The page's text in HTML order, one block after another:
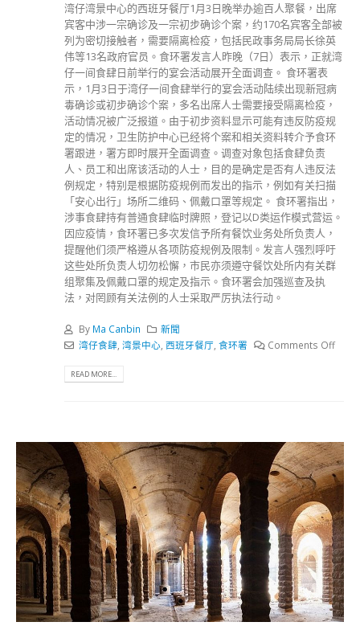
湾仔湾景中心的西班牙餐厅1月3日晚举办逾百人聚餐，出席
宾客中涉一宗确诊及一宗初步确诊个案，约170名宾客全部被
列为密切接触者，需要隔离检疫，包括民政事务局局长徐英
伟等13名政府官员。食环署发言人昨晚（7日）表示，正就湾
仔一间食肆日前举行的宴会活动展开全面调查。 食环署表
示，1月3日于湾仔一间食肆举行的宴会活动陆续出现新冠病
毒确诊或初步确诊个案，多名出席人士需要接受隔离检疫，
活动情况被广泛报道。由于初步资料显示可能有违反防疫规
定的情况，卫生防护中心已经将个案和相关资料转介予食环
署跟进，署方即时展开全面调查。调查对象包括食肆负责
人、员工和出席该活动的人士，目的是确定是否有人违反法
例规定，特别是根据防疫规例而发出的指示，例如有关扫描
「安心出行」场所二维码、佩戴口罩等规定。 食环署指出，
涉事食肆持有普通食肆临时牌照，登记以D类运作模式营运。
因应疫情，食环署已多次发信予所有餐饮业务处所负责人，
提醒他们须严格遵从各项防疫规例及限制。发言人强烈呼吁
这些处所负责人切勿松懈，市民亦须遵守餐饮处所内有关群
组聚集及佩戴口罩的规定及指示。食环署会加强巡查及执
法，对罔顾有关法例的人士采取严厉执法行动。
By Ma Canbin
新聞
湾仔食肆, 湾景中心, 西班牙餐厅, 食环署 Comments Off
READ MORE...